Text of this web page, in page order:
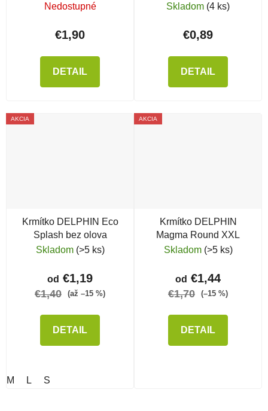
Nedostupné
€1,90
DETAIL
Skladom (4 ks)
€0,89
DETAIL
AKCIA
Krmítko DELPHIN Eco
Splash bez olova
Skladom (>5 ks)
od €1,19
€1,40 (až –15 %)
DETAIL
M L S
AKCIA
Krmítko DELPHIN
Magma Round XXL
Skladom (>5 ks)
od €1,44
€1,70 (–15 %)
DETAIL